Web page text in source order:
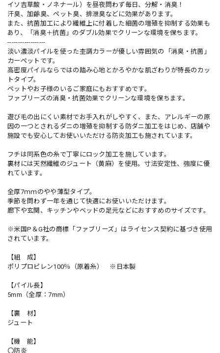
イソ吉草酸・ノネナール）を昼夜問わず毎日、分解・消臭！
汗臭、加齢臭、ペット臭、排泄臭などに効果があります。
また、抗菌加工により繊維上に付着した細菌の増殖を抑制する効果も
あり、「消臭＋抗菌」のダブル効果でクリーンな環境を保ちます。
------------------
淡い濃淡パイルを使った杢調カラーが優しい雰囲気の「消臭・抗菌」
カーペットです。
高密度パイルならではの踏み心地とかろやかな肌ざわりが特長のカッ
トタイプ。
ペットやお子様のいるご家庭にもおすすめです。
ファブリーズの消臭・抗菌効果でクリーンな環境を保ちます。
遊び毛の出にくい素材でお手入れがしやすく、また、アレルギーの原
因の一つとされるダニの増殖を抑制する防ダニ加工をはじめ、店舗や
施設でも安心してお使いいただける防炎加工も施されています。
フチは同系色の糸で丁寧にロック加工を施しています。
裏材には天然繊維のジュート（黄麻）を使用。寸法安定性、強度に優
れています。
全厚7ｍｍのやや薄型タイプ。
季節を問わず一年を通じて快適にお使いいただけます。
廊下や玄関、キッチンやベッドの足元などにおすすめのサイズです。
※米国P＆G社の商標「ファブリーズ」はライセンス契約に基づき使用
されています。
【組 成】
ポリプロピレン100％（原着糸） ※日本製
【パイル長】
5mm（全厚：7mm）
【裏 材】
ジュート
【機 能】
〇防炎